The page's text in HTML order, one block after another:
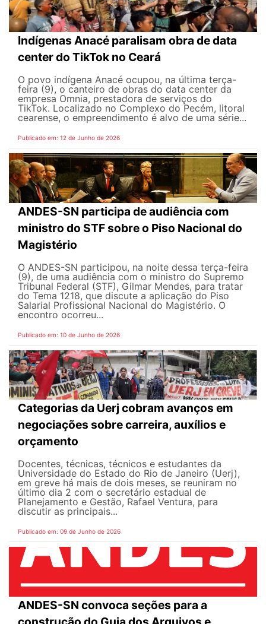
Indígenas Anacé paralisam obra de data
center do TikTok no Ceará
O povo indígena Anacé ocupou, na última terça-
feira (9), o canteiro de obras do data center da
empresa Omnia, prestadora de serviços do
TikTok. Localizado no Complexo do Pecém, litoral
cearense, o empreendimento é alvo de uma série...
Publicado em: 12 de Junho de 2026
ANDES-SN participa de audiência com
ministro do STF sobre o Piso Nacional do
Magistério
O ANDES-SN participou, na noite dessa terça-feira
(9), de uma audiência com o ministro do Supremo
Tribunal Federal (STF), Gilmar Mendes, para tratar
do Tema 1218, que discute a aplicação do Piso
Salarial Profissional Nacional do Magistério. O
encontro ocorreu...
Publicado em: 10 de Junho de 2026
Categorias da Uerj cobram avanços em
negociações sobre carreira, auxílios e
orçamento
Docentes, técnicas, técnicos e estudantes da
Universidade do Estado do Rio de Janeiro (Uerj),
em greve há mais de dois meses, se reuniram no
último dia 2 com o secretário estadual de
Planejamento e Gestão, Rafael Ventura, para
discutir as principais...
Publicado em: 09 de Junho de 2026
ANDES-SN convoca seções para a